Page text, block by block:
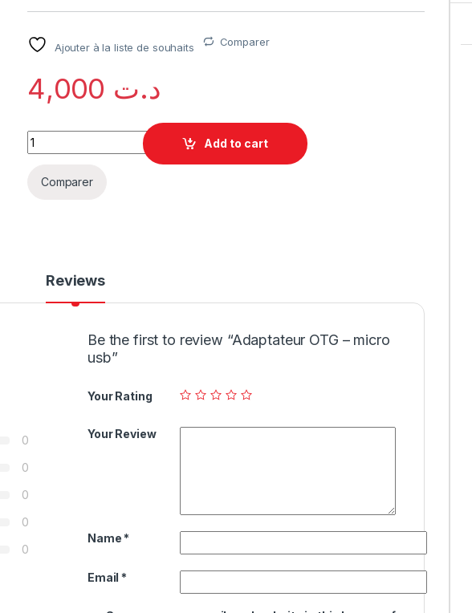
Ajouter à la liste de souhaits Comparer
د.ت
Add to cart
Comparer
Reviews
0
0
0
0
0
Be the first to review “Adaptateur OTG – micro
usb”
Your Rating
Your Review
Name *
Email *